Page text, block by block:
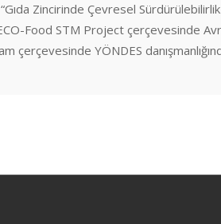
Zincirinde Çevresel Sürdürülebilirlik
Food STM Project çerçevesinde
YÖNDES